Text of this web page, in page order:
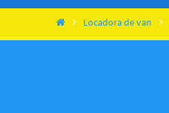
Locadora de van